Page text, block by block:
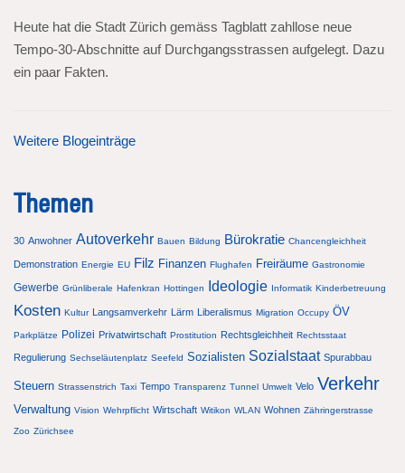
Heute hat die Stadt Zürich gemäss Tagblatt zahllose neue
Tempo-30-Abschnitte auf Durchgangsstrassen aufgelegt. Dazu
ein paar Fakten.
Weitere Blogeinträge
Themen
30 Anwohner Autoverkehr Bauen Bildung Bürokratie Chancengleichheit
Demonstration Energie EU Filz Finanzen Flughafen Freiräume Gastronomie
Gewerbe Grünliberale Hafenkran Hottingen Ideologie Informatik Kinderbetreuung
Kosten Kultur Langsamverkehr Lärm Liberalismus Migration Occupy ÖV
Parkplätze Polizei Privatwirtschaft Prostitution Rechtsgleichheit Rechtsstaat
Regulierung Sechseläutenplatz Seefeld Sozialisten Sozialstaat Spurabbau
Steuern Strassenstrich Taxi Tempo Transparenz Tunnel Umwelt Velo Verkehr
Verwaltung Vision Wehrpflicht Wirtschaft Witikon WLAN Wohnen Zähringerstrasse
Zoo Zürichsee